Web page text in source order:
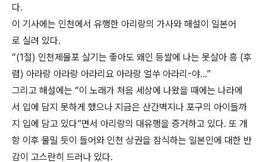
다.
이 기사에는 인천에서 유행한 아리랑의 가사와 해설이 일본어
로 실려 있다.
“(1절) 인천제물포 살기는 좋아도 왜인 등쌀에 나는 못살아 흥 (후
렴) 아라랑 아라랑 아라리요 아라랑 얼쑤 아라리-야…”
그리고 해설에는 “이 노래가 처음 세상에 나왔을 때에는 나라에
서 입에 담지 못하게 했으나 지금은 산간벽지나 포구의 아이들까
지 입에 담고 있다”면서 아리랑의 대유행을 증거하고 있다. 또 개
항 이후 물밀 듯이 들어와 인천 상권을 잠식하는 일본인에 대한 반
감이 고스란히 드러나 있다.